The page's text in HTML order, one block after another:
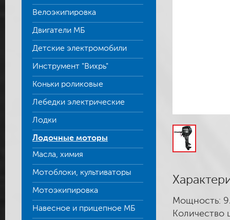
Велоэкипировка
Двигатели МБ
Детские электромобили
Инструмент "Вихрь"
Коньки роликовые
Лебедки электрические
Лодки
Лодочные моторы
Масла, химия
Мотоблоки, культиваторы
Мотоэкипировка
Навесное и прицепное МБ
Мощность:
Количество